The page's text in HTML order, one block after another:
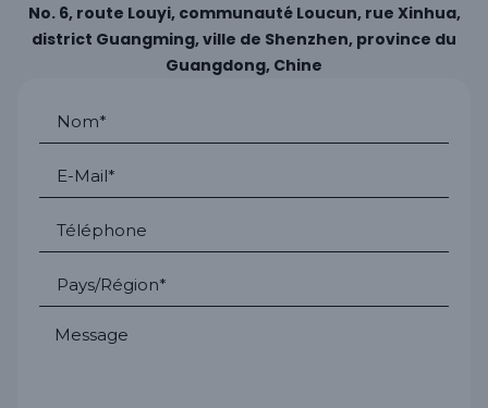
No. 6, route Louyi, communauté Loucun, rue Xinhua,
district Guangming, ville de Shenzhen, province du
Guangdong, Chine